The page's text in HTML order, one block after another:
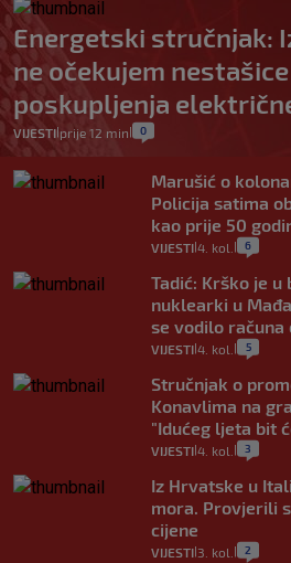
Energetski stručnjak:
ne očekujem
poskupljenja
VIJESTI| prije 12 min 0
Marušić o
Policija satima
kao prije 50
VIJESTI 4. kol. 6
Tadić: Krško je u
nuklearki u
se vodilo računa
VIJESTI 4. kol. 5
Stručnjak o
Konavlima na
"Idućeg ljeta bit
VIJESTI 4. kol. 3
Iz Hrvatske u
mora. Provjerili
cijene
VIJESTI 3. kol. 2